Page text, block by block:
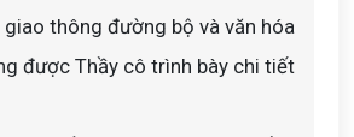
giao thông đường bộ và văn hóa
được Thầy cô trình bày chi tiết